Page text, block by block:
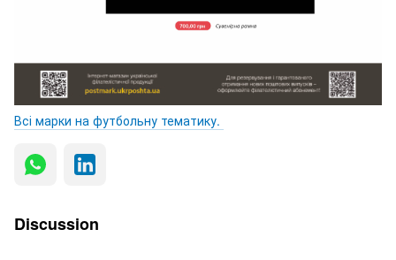
Всі марки на футбольну тематику.
Discussion